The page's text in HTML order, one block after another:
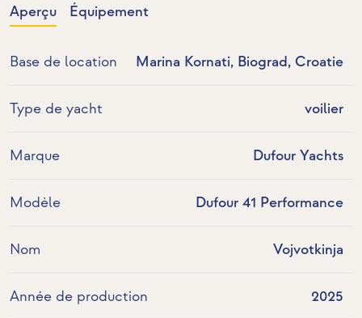
Aperçu Équipement
Base de location Marina Kornati, Biograd, Croatie
Type de yacht voilier
Marque Dufour Yachts
Modèle Dufour 41 Performance
Nom Vojvotkinja
Année de production 2025